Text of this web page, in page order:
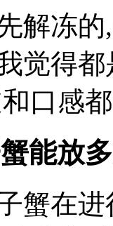
解冻
觉得
口感
能放
蟹在